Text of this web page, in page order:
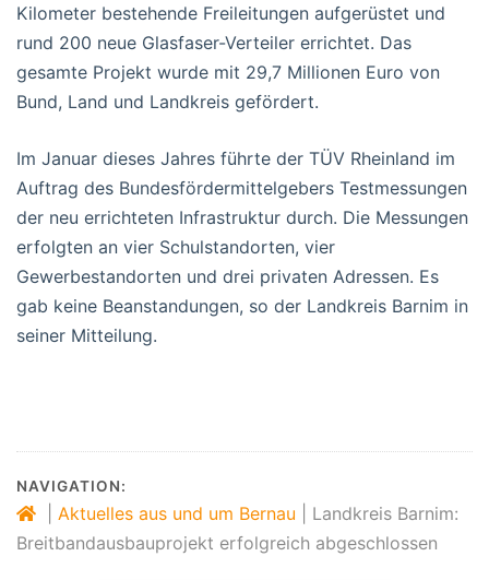
Kilometer bestehende Freileitungen aufgerüstet und
rund 200 neue Glasfaser-Verteiler errichtet. Das
gesamte Projekt wurde mit 29,7 Millionen Euro von
Bund, Land und Landkreis gefördert.
Im Januar dieses Jahres führte der TÜV Rheinland im
Auftrag des Bundesfördermittelgebers Testmessungen
der neu errichteten Infrastruktur durch. Die Messungen
erfolgten an vier Schulstandorten, vier
Gewerbestandorten und drei privaten Adressen. Es
gab keine Beanstandungen, so der Landkreis Barnim in
seiner Mitteilung.
NAVIGATION:
Aktuelles aus und um Bernau
Landkreis Barnim:
Breitbandausbauprojekt erfolgreich abgeschlossen